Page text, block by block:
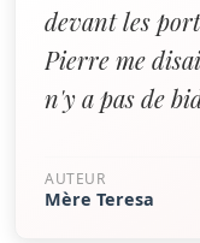
devant les
Pierre me
n'y a pas de
AUTEUR
Mère Teresa